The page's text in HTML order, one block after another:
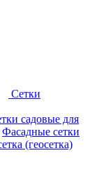
Сетки
садовые для
Фасадные сетки
(геосетка)